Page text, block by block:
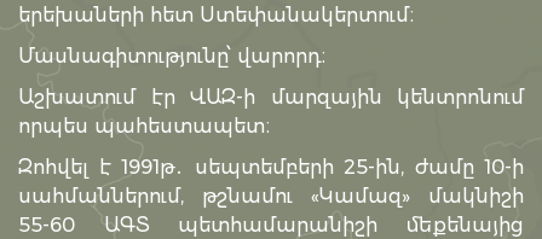
երեխաների հետ Ստեփանակերտում։
Մասնագիտությունը՝ վարորդ։
Աշխատում էր ՎԱԶ-ի մարզային կենտրոնում
որպես պահեստապետ։
Զոհվել է 1991թ․ սեպտեմբերի 25-ին, ժամը 10-ի
սահմաններում, թշնամու «Կամազ» մակնիշի
55-60 ԱԳՏ պետհամարանիշի մեքենայից